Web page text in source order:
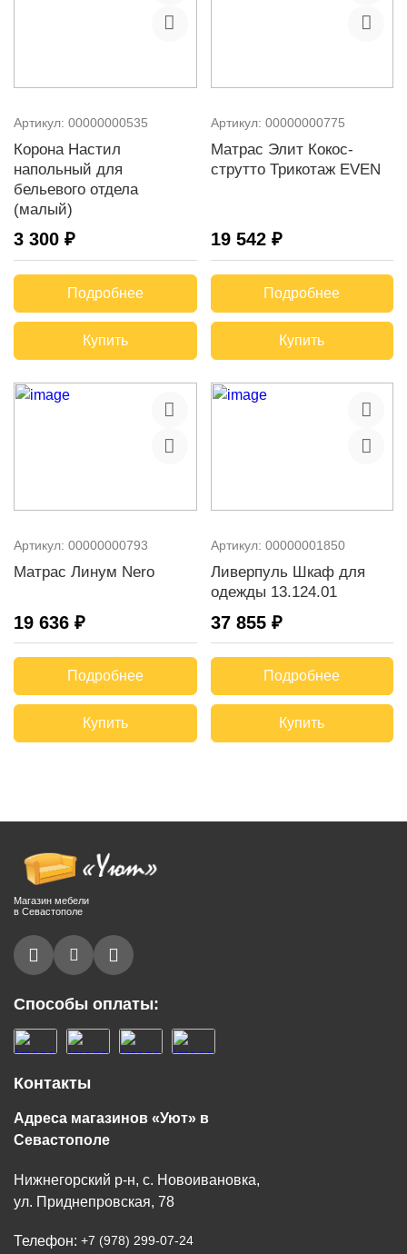
Артикул: 00000000535
Корона Настил
напольный для
бельевого отдела
(малый)
3 300 ₽
Подробнее
Купить
Артикул: 00000000775
Матрас Элит Кокос-
струтто Трикотаж EVEN
19 542 ₽
Подробнее
Купить
Артикул: 00000000793
Матрас Линум Nero
19 636 ₽
Подробнее
Купить
Артикул: 00000001850
Ливерпуль Шкаф для
одежды 13.124.01
37 855 ₽
Подробнее
Купить
Магазин мебели
в Севастополе
Способы оплаты:
Контакты
Адреса магазинов «Уют» в
Севастополе
Нижнегорский р-н, с. Новоивановка,
ул. Приднепровская, 78
Телефон: +7 (978) 299-07-24